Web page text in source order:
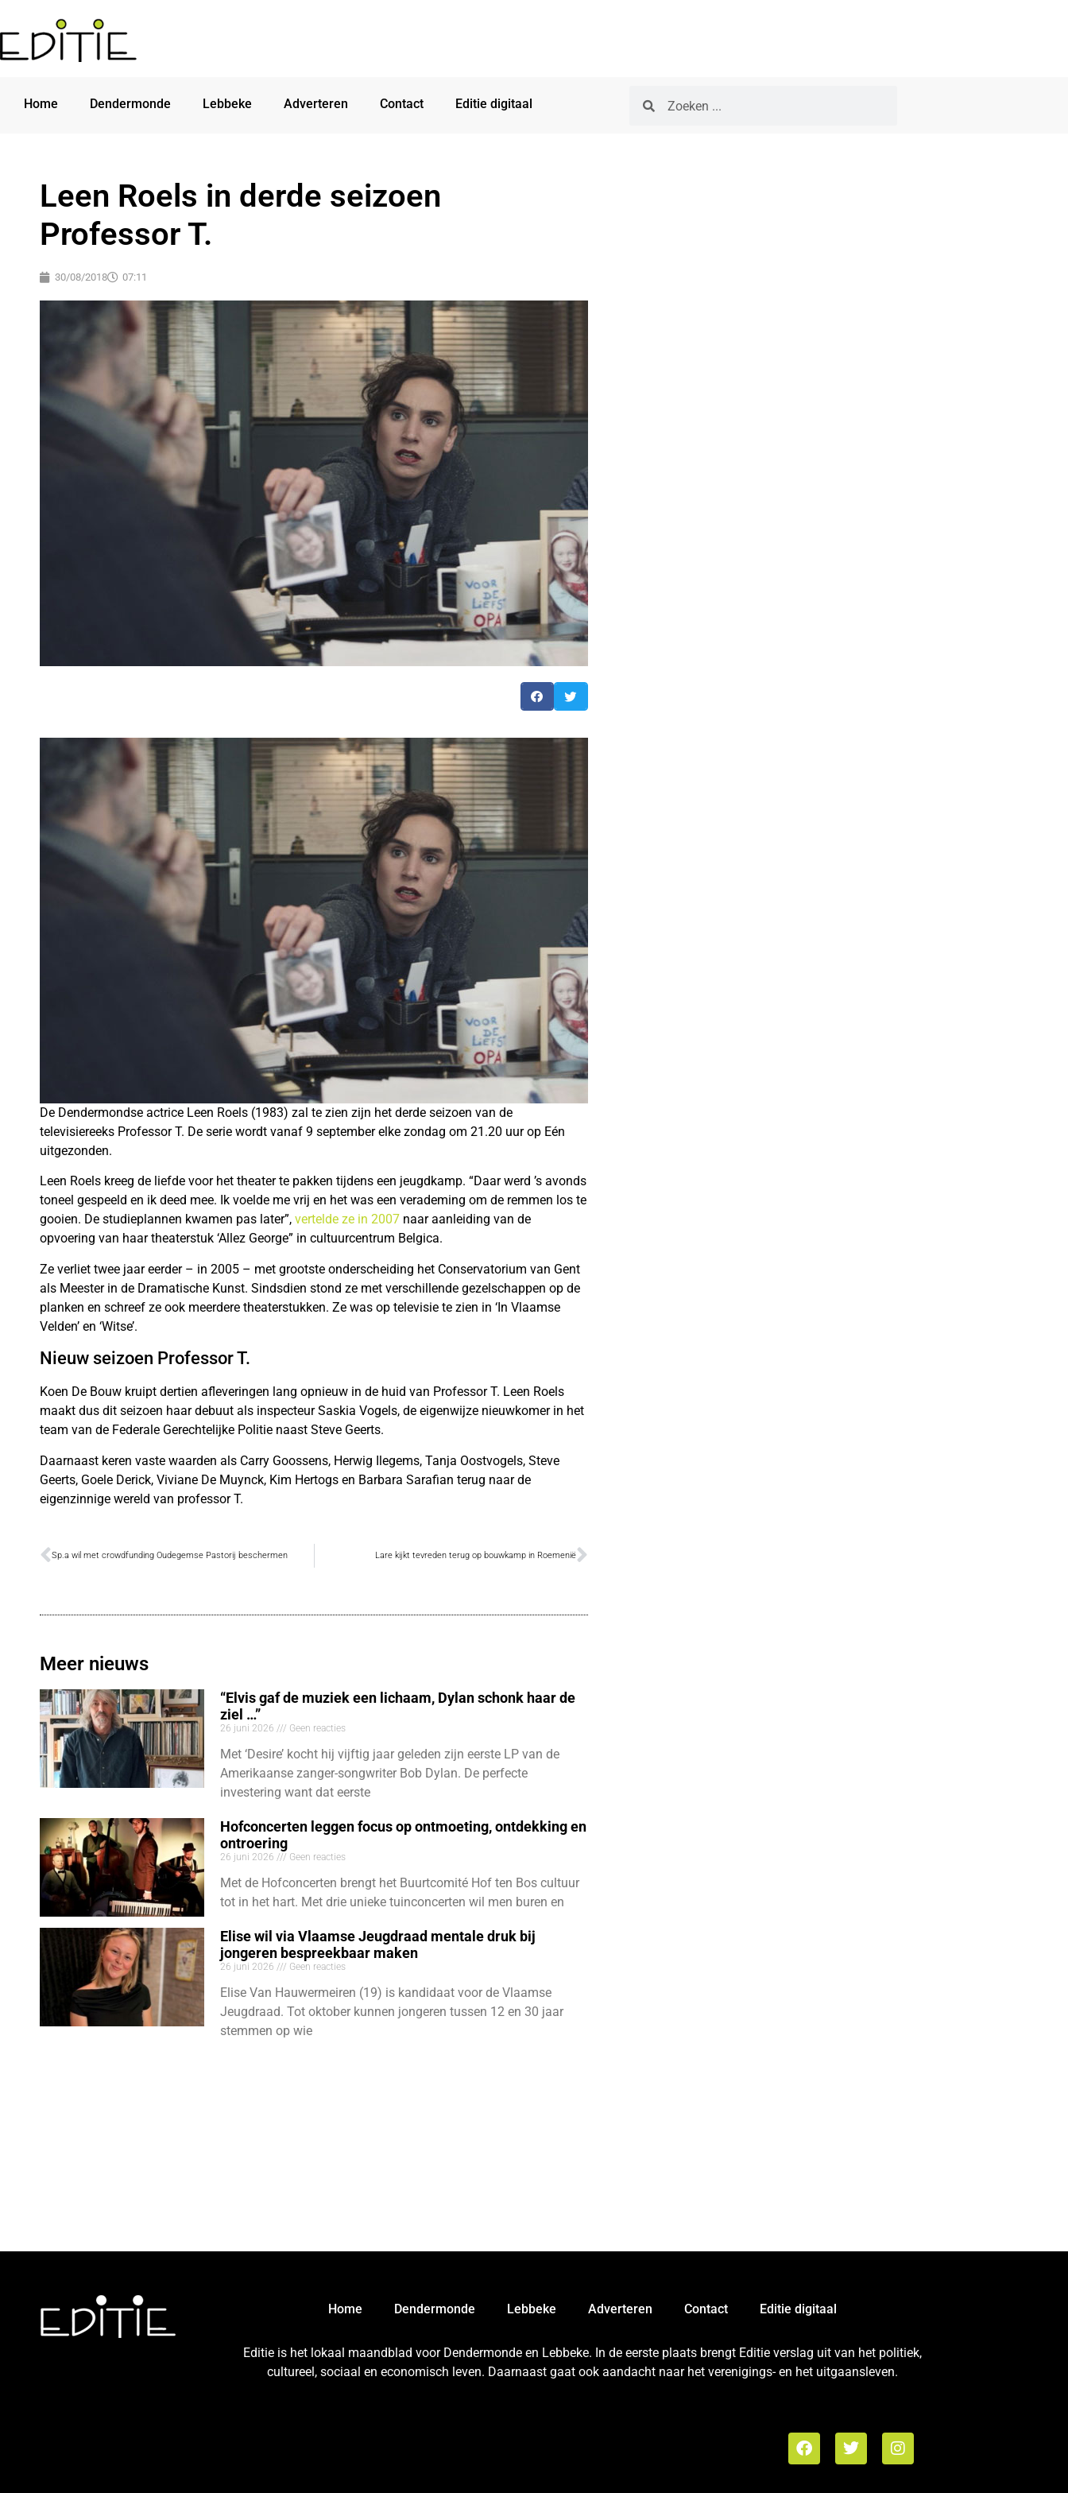
Home Dendermonde Lebbeke Adverteren Contact Editie digitaal
Leen Roels in derde seizoen
Professor T.
30/08/2018 07:11
De Dendermondse actrice Leen Roels (1983) zal te zien zijn het derde seizoen van de
televisiereeks Professor T. De serie wordt vanaf 9 september elke zondag om 21.20 uur op Eén
uitgezonden.
Leen Roels kreeg de liefde voor het theater te pakken tijdens een jeugdkamp. “Daar werd ’s avonds
toneel gespeeld en ik deed mee. Ik voelde me vrij en het was een verademing om de remmen los te
gooien. De studieplannen kwamen pas later”, vertelde ze in 2007 naar aanleiding van de
opvoering van haar theaterstuk ‘Allez George” in cultuurcentrum Belgica.
Ze verliet twee jaar eerder – in 2005 – met grootste onderscheiding het Conservatorium van Gent
als Meester in de Dramatische Kunst. Sindsdien stond ze met verschillende gezelschappen op de
planken en schreef ze ook meerdere theaterstukken. Ze was op televisie te zien in ‘In Vlaamse
Velden’ en ‘Witse’.
Nieuw seizoen Professor T.
Koen De Bouw kruipt dertien afleveringen lang opnieuw in de huid van Professor T. Leen Roels
maakt dus dit seizoen haar debuut als inspecteur Saskia Vogels, de eigenwijze nieuwkomer in het
team van de Federale Gerechtelijke Politie naast Steve Geerts.
Daarnaast keren vaste waarden als Carry Goossens, Herwig Ilegems, Tanja Oostvogels, Steve
Geerts, Goele Derick, Viviane De Muynck, Kim Hertogs en Barbara Sarafian terug naar de
eigenzinnige wereld van professor T.
Sp.a wil met crowdfunding Oudegemse Pastorij beschermen Lare kijkt tevreden terug op bouwkamp in Roemenië
Meer nieuws
“Elvis gaf de muziek een lichaam, Dylan schonk haar de
ziel …”
26 juni 2026 Geen reacties
Met ‘Desire’ kocht hij vijftig jaar geleden zijn eerste LP van de
Amerikaanse zanger-songwriter Bob Dylan. De perfecte
investering want dat eerste
Hofconcerten leggen focus op ontmoeting, ontdekking en
ontroering
26 juni 2026 Geen reacties
Met de Hofconcerten brengt het Buurtcomité Hof ten Bos cultuur
tot in het hart. Met drie unieke tuinconcerten wil men buren en
Elise wil via Vlaamse Jeugdraad mentale druk bij
jongeren bespreekbaar maken
26 juni 2026 Geen reacties
Elise Van Hauwermeiren (19) is kandidaat voor de Vlaamse
Jeugdraad. Tot oktober kunnen jongeren tussen 12 en 30 jaar
stemmen op wie
Home Dendermonde Lebbeke Adverteren Contact Editie digitaal
Editie is het lokaal maandblad voor Dendermonde en Lebbeke. In de eerste plaats brengt Editie verslag uit van het politiek,
cultureel, sociaal en economisch leven. Daarnaast gaat ook aandacht naar het verenigings- en het uitgaansleven.